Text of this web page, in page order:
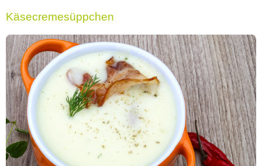
Käsecremesüppchen